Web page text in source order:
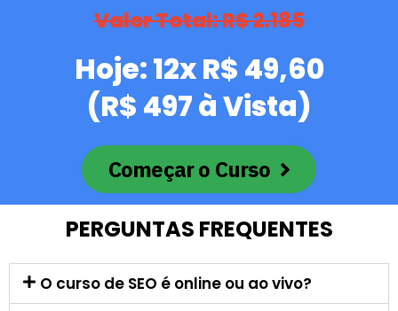
Valor Total: R$ 2.185
Hoje: 12x R$ 49,60
(R$ 497 à Vista)
Começar o Curso
PERGUNTAS FREQUENTES
O curso de SEO é online ou ao vivo?